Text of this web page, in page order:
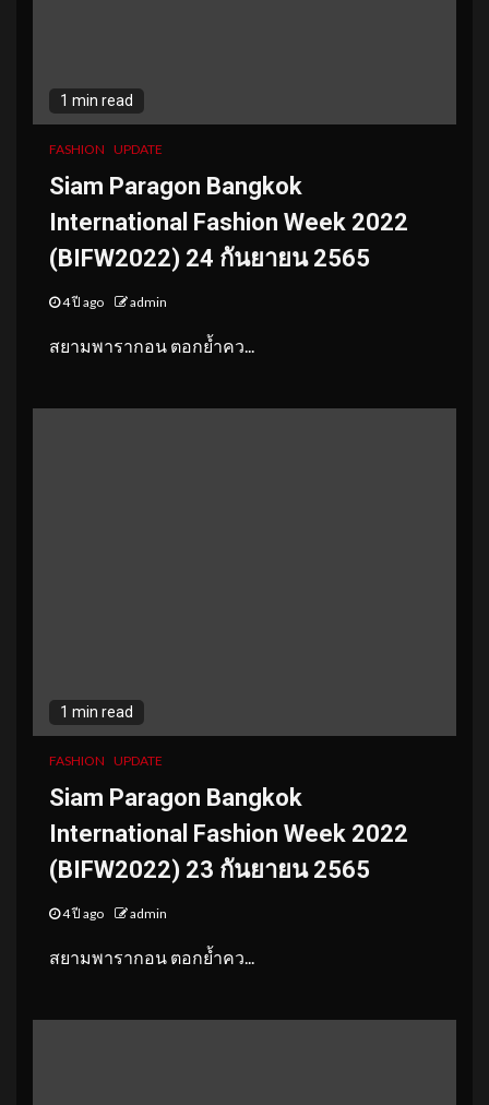
1 min read
FASHION UPDATE
Siam Paragon Bangkok
International Fashion Week 2022
(BIFW2022) 24 กันยายน 2565
4 ปี ago admin
สยามพารากอน ตอกย้ำคว...
1 min read
FASHION UPDATE
Siam Paragon Bangkok
International Fashion Week 2022
(BIFW2022) 23 กันยายน 2565
4 ปี ago admin
สยามพารากอน ตอกย้ำคว...